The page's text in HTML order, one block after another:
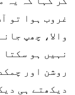
غروب ہوا تو
والا، چھپ
نہیں ہو سکتا
روشن اور
دیکھتے ہی